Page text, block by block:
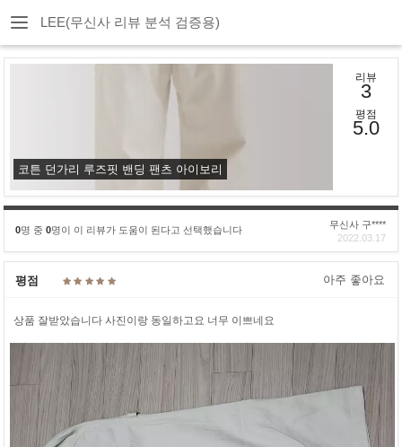
LEE(무신사 리뷰 분석 검증용)
코튼 던가리 루즈핏 밴딩 팬츠 아이보리
리뷰
3
평점
5.0
0명 중 0명이 이 리뷰가 도움이 된다고 선택했습니다
무신사 구****
2022.03.17
평점 아주 좋아요
상품 잘받았습니다 사진이랑 동일하고요 너무 이쁘네요